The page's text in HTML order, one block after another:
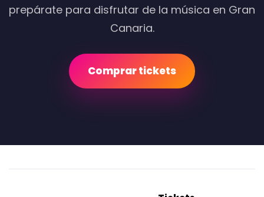
prepárate para disfrutar de la música en Gran
Canaria.
Comprar tickets